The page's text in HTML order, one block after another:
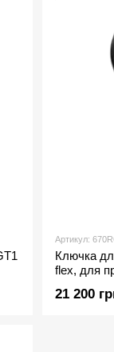
Артикул:
Ключка
flex, для
21 200